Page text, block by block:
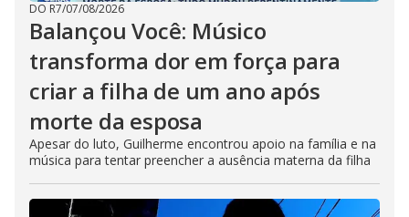
DO R7/07/08/2026
Balançou Você: Músico
transforma dor em força para
criar a filha de um ano após
morte da esposa
Apesar do luto, Guilherme encontrou apoio na família e na
música para tentar preencher a ausência materna da filha